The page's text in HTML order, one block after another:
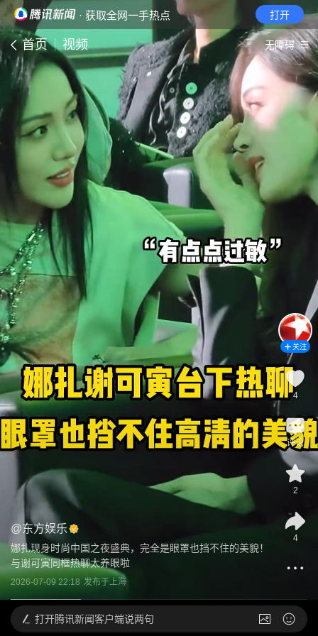
· 获取全网一手热点 打开
首页 视频 无障碍
@东方娱乐
娜扎现身时尚中国之夜盛典，完全是眼罩也挡不住的美貌！
与谢可寅同框热聊太养眼啦
2026-07-09 22:18 发布于上海
关注
4
评论
2
4
打开腾讯新闻客户端说两句